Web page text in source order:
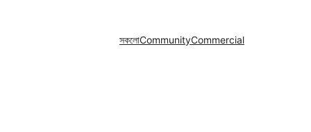
সকলোCommunityCommercial